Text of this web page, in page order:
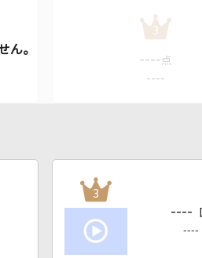
3
---- 点
----
3
----
----